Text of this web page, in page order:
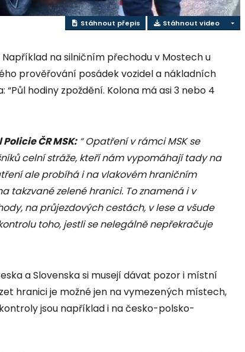
Stáhnout přepis Stáhnout video
na silničním přechodu v Mostech u
prověřování posádek vozidel a nákladních
hodiny zpoždění. Kolona má asi 3 nebo 4
ČR MSK:“ Opatření v rámci MSK se
celní stráže, kteří nám vypomáhají tady na
ale probíhá i na vlakovém hraničním
takzvané zelené hranici. To znamená i v
na průjezdových cestách, v lese a všude
toho, jestli se nelegálně nepřekračuje
a Slovenska si musejí dávat pozor i místní
hranici je možné jen na vymezených místech,
jsou například i na česko-polsko-